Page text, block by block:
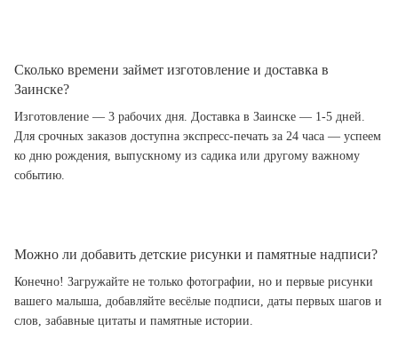
Сколько времени займет изготовление и доставка в
Заинске?
Изготовление — 3 рабочих дня. Доставка в Заинске — 1-5 дней.
Для срочных заказов доступна экспресс-печать за 24 часа — успеем
ко дню рождения, выпускному из садика или другому важному
событию.
Можно ли добавить детские рисунки и памятные надписи?
Конечно! Загружайте не только фотографии, но и первые рисунки
вашего малыша, добавляйте весёлые подписи, даты первых шагов и
слов, забавные цитаты и памятные истории.